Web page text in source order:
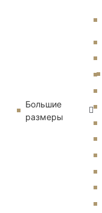
Большие
размеры